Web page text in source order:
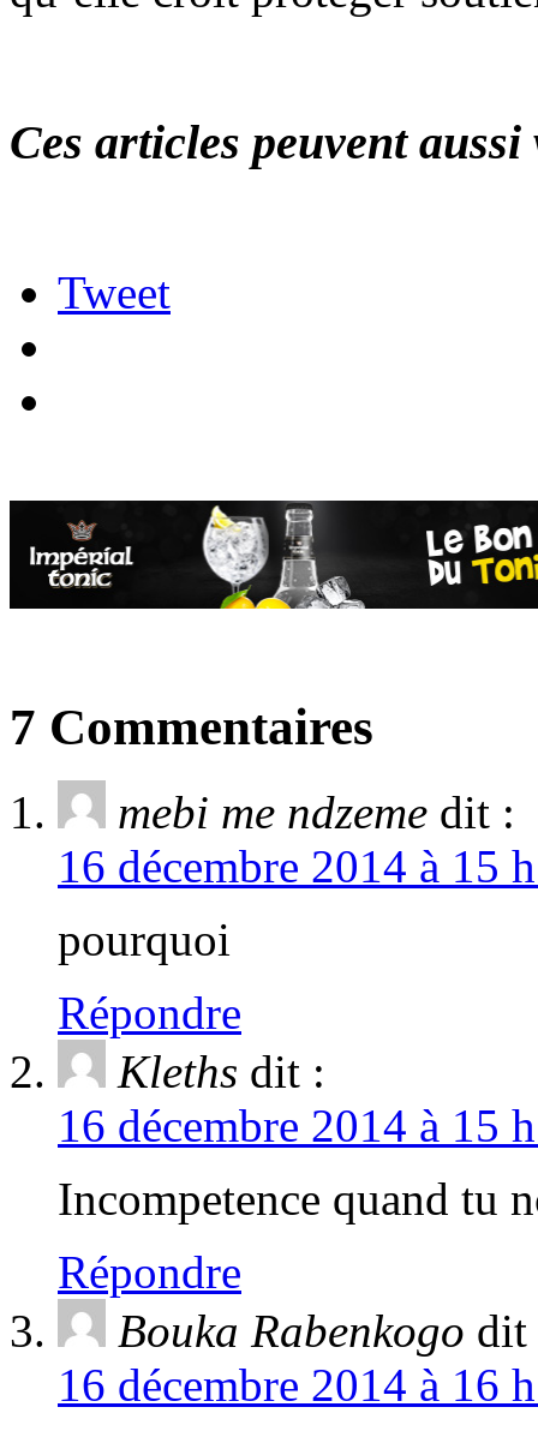
Ces articles peuvent
Tweet
7 Commentaires
mebi me ndzeme dit :
16 décembre 2014 à 15
pourquoi
Répondre
Kleths dit :
16 décembre 2014 à 15
Incompetence quand tu
Répondre
Bouka Rabenkogo dit
16 décembre 2014 à 16